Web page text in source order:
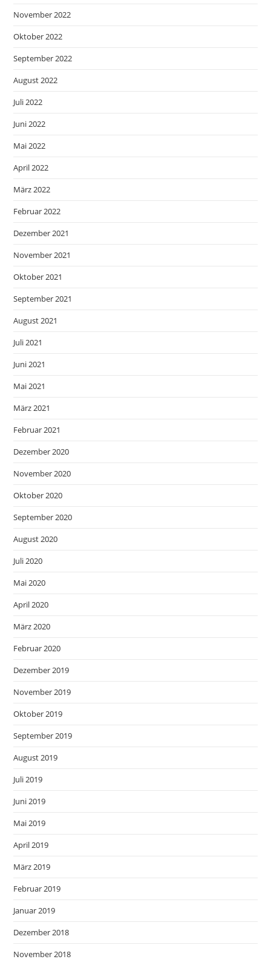
November 2022
Oktober 2022
September 2022
August 2022
Juli 2022
Juni 2022
Mai 2022
April 2022
März 2022
Februar 2022
Dezember 2021
November 2021
Oktober 2021
September 2021
August 2021
Juli 2021
Juni 2021
Mai 2021
März 2021
Februar 2021
Dezember 2020
November 2020
Oktober 2020
September 2020
August 2020
Juli 2020
Mai 2020
April 2020
März 2020
Februar 2020
Dezember 2019
November 2019
Oktober 2019
September 2019
August 2019
Juli 2019
Juni 2019
Mai 2019
April 2019
März 2019
Februar 2019
Januar 2019
Dezember 2018
November 2018